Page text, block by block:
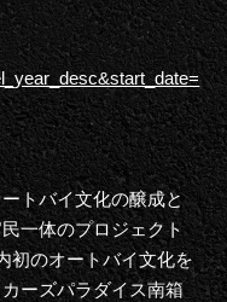
トバイ文化の醸成と
一体のプロジェクト
初のオートバイ文化を
ーズパラダイス南箱